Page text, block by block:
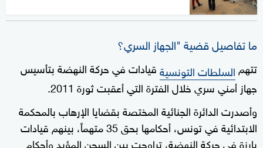
ما تفاصيل قضية "الجهاز السري؟
تتهم السلطات التونسيةقيادات في حركة النهضة بتأسيس
جهاز أمني سري خلال الفترة التي أعقبت ثورة 2011.
وأصدرت الدائرة الجنائية المختصة بقضايا الإرهاب بالمحكمة
الابتدائية في تونس، أحكامها بحق 35 متهماً، بينهم قيادات
بارزة في حركة النهضة، تراوحت بين السجن المؤبد وأحكام